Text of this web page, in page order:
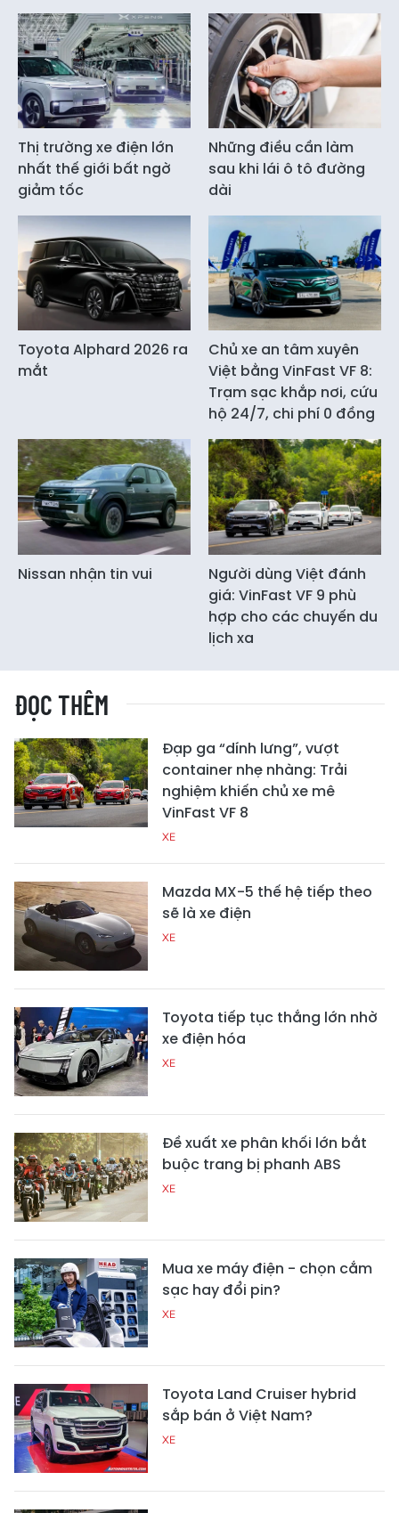
Thị trường xe điện lớn
nhất thế giới bất ngờ
giảm tốc
Những điều cần làm
sau khi lái ô tô đường
dài
Toyota Alphard 2026 ra
mắt
Chủ xe an tâm xuyên
Việt bằng VinFast VF 8:
Trạm sạc khắp nơi, cứu
hộ 24/7, chi phí 0 đồng
Nissan nhận tin vui
Người dùng Việt đánh
giá: VinFast VF 9 phù
hợp cho các chuyến du
lịch xa
ĐỌC THÊM
Đạp ga “dính lưng”, vượt
container nhẹ nhàng: Trải
nghiệm khiến chủ xe mê
VinFast VF 8
XE
Mazda MX-5 thế hệ tiếp theo
sẽ là xe điện
XE
Toyota tiếp tục thắng lớn nhờ
xe điện hóa
XE
Đề xuất xe phân khối lớn bắt
buộc trang bị phanh ABS
XE
Mua xe máy điện - chọn cắm
sạc hay đổi pin?
XE
Toyota Land Cruiser hybrid
sắp bán ở Việt Nam?
XE